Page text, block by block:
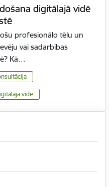
digitālajā vidē
profesionālo tēlu un
vai sadarbības
Kā…
vidē